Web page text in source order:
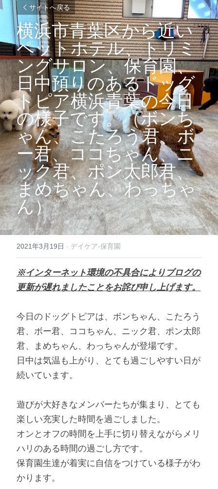
サイトへ戻る
横浜市青葉区から近い
ペットホテル、トリミ
ングサロン、保育園、
日中預りのあるドッグ
トピア横浜青葉の今日
の様子です。（ボンち
ゃん、こたろう君、ボ
ー君、ココちゃん、ニ
ック君、ポン太郎君、
まめちゃん、わっちゃ
ん）
2021年3月19日 · デイケア-保育園
※インターネット環境の不具合によりブログの
更新が遅れましたことをお詫び申し上げます。
今日のドッグトピアは、ボンちゃん、こたろう
君、ボー君、ココちゃん、ニック君、ポン太郎
君、まめちゃん、わっちゃんが登場です。
日中は気温も上がり、とても過ごしやすい日が
続いています。
遊びが大好きなメンバーたちが集まり、とても
楽しい充実した時間を過ごしました。
オンとオフの時間を上手に切り替えながらメリ
ハリのある時間の過ごし方です。
保育園生達が着実に自信をつけている様子がわ
かります。